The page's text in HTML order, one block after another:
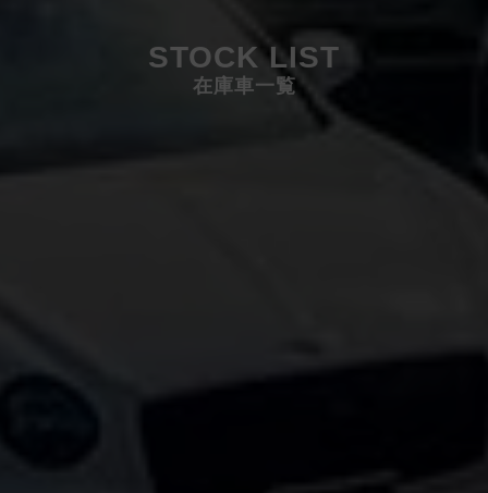
STOCK LIST
在庫車一覧